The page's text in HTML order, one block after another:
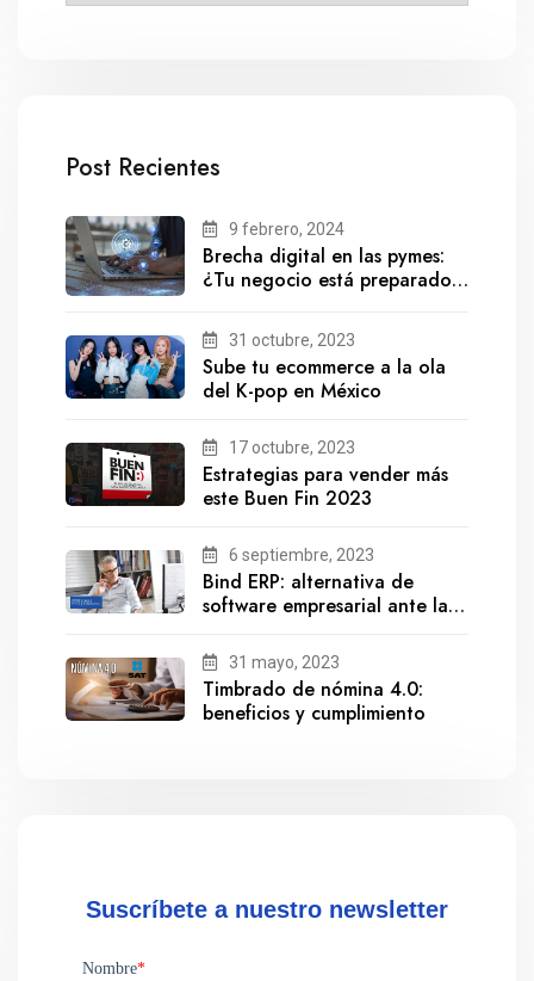
Post Recientes
9 febrero, 2024
Brecha digital en las pymes:
¿Tu negocio está preparado
31 octubre, 2023
Sube tu ecommerce a la ola
del K-pop en México
17 octubre, 2023
Estrategias para vender más
este Buen Fin 2023
6 septiembre, 2023
Bind ERP: alternativa de
software empresarial ante la
31 mayo, 2023
Timbrado de nómina 4.0:
beneficios y cumplimiento
Suscríbete a nuestro newsletter